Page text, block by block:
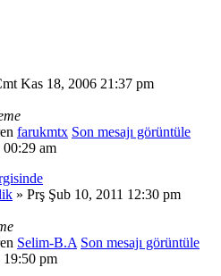
Kas 18, 2006 21:37 pm
farukmtx Son mesajı görüntüle
am
» Prş Şub 10, 2011 12:30 pm
Selim-B.A Son mesajı görüntüle
19:50 pm